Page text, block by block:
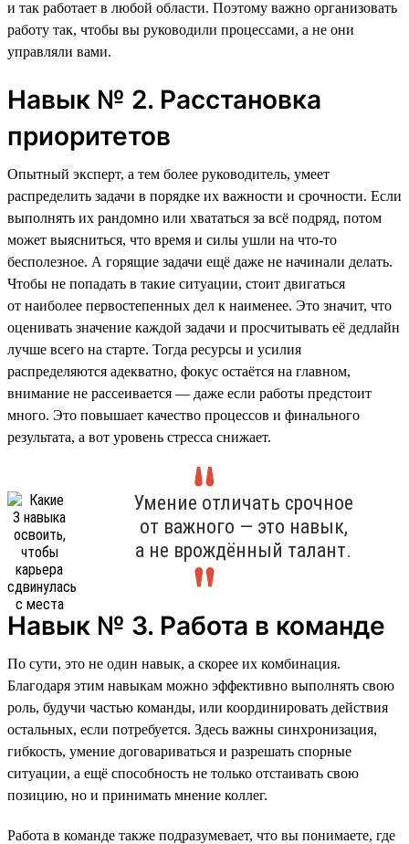
и так работает в любой области. Поэтому важно организовать
работу так, чтобы вы руководили процессами, а не они
управляли вами.
Навык № 2. Расстановка
приоритетов
Опытный эксперт, а тем более руководитель, умеет
распределить задачи в порядке их важности и срочности. Если
выполнять их рандомно или хвататься за всё подряд, потом
может выясниться, что время и силы ушли на что-то
бесполезное. А горящие задачи ещё даже не начинали делать.
Чтобы не попадать в такие ситуации, стоит двигаться
от наиболее первостепенных дел к наименее. Это значит, что
оценивать значение каждой задачи и просчитывать её дедлайн
лучше всего на старте. Тогда ресурсы и усилия
распределяются адекватно, фокус остаётся на главном,
внимание не рассеивается — даже если работы предстоит
много. Это повышает качество процессов и финального
результата, а вот уровень стресса снижает.
Умение отличать срочное
от важного — это навык,
а не врождённый талант.
Навык № 3. Работа в команде
По сути, это не один навык, а скорее их комбинация.
Благодаря этим навыкам можно эффективно выполнять свою
роль, будучи частью команды, или координировать действия
остальных, если потребуется. Здесь важны синхронизация,
гибкость, умение договариваться и разрешать спорные
ситуации, а ещё способность не только отстаивать свою
позицию, но и принимать мнение коллег.
Работа в команде также подразумевает, что вы понимаете, где